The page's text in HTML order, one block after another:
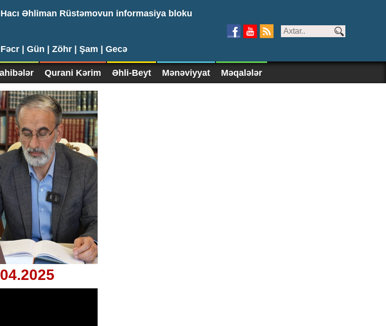
Hacı Əhliman Rüstəmovun informasiya bloku
Fəcr | Gün | Zöhr | Şam | Gecə
Qurani Kərim Əhli-Beyt Mənəviyyat Məqalələr